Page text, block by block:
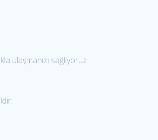
ulaşmanızı sağlıyoruz.